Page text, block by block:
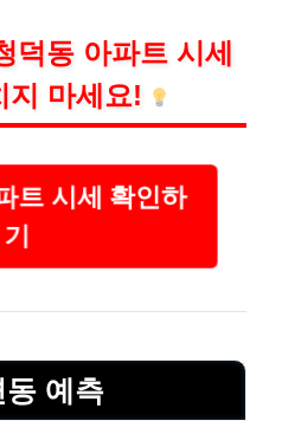
덕동 아파트 시세
지 마세요!
트 시세 확인하
기
예측